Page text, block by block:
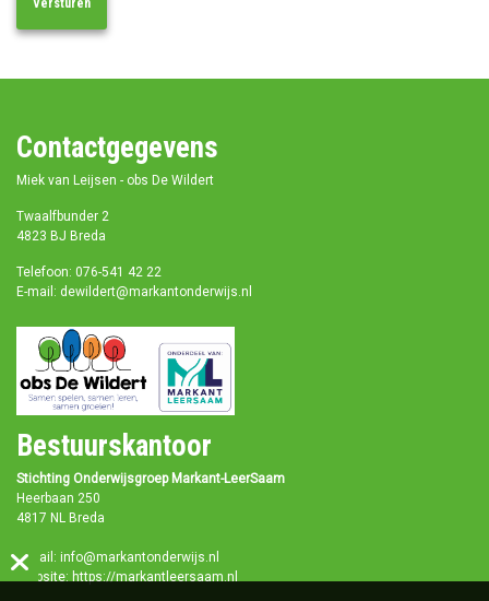
Contactgegevens
Miek van Leijsen - obs De Wildert
Twaalfbunder 2
4823 BJ Breda
Telefoon: 076-541 42 22
E-mail: dewildert@markantonderwijs.nl
Bestuurskantoor
Stichting Onderwijsgroep Markant-LeerSaam
Heerbaan 250
4817 NL Breda
E-mail: info@markantonderwijs.nl
Website: https://markantleersaam.nl